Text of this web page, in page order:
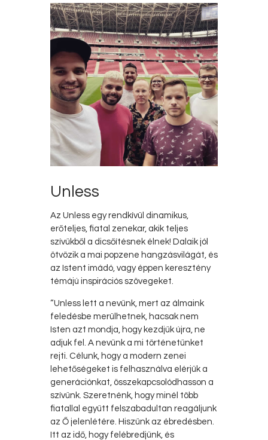
Unless
Az Unless egy rendkívül dinamikus,
erőteljes, fiatal zenekar, akik teljes
szívükből a dicsőítésnek élnek! Dalaik jól
ötvözik a mai popzene hangzásvilágát, és
az Istent imádó, vagy éppen keresztény
témájú inspirációs szövegeket.
“Unless lett a nevünk, mert az álmaink
feledésbe merülhetnek, hacsak nem
Isten azt mondja, hogy kezdjük újra, ne
adjuk fel. A nevünk a mi történetünket
rejti. Célunk, hogy a modern zenei
lehetőségeket is felhasználva elérjük a
generációnkat, összekapcsolódhasson a
szívünk. Szeretnénk, hogy minél több
fiatallal együtt felszabadultan reagáljunk
az Ő jelenlétére. Hiszünk az ébredésben.
Itt az idő, hogy felébredjünk, és